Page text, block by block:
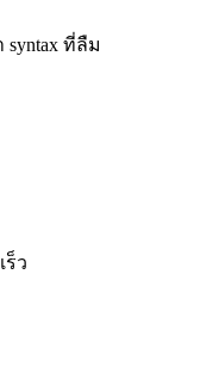
ที่ลืม
ร็ว